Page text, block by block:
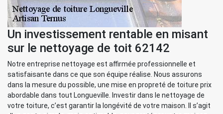
Un investissement rentable en misant
sur le nettoyage de toit 62142
Notre entreprise nettoyage est affirmée professionnelle et
satisfaisante dans ce que son équipe réalise. Nous assurons
dans la mesure du possible, une mise en propreté de toiture prix
abordable dans tout Longueville. Investir dans le nettoyage de
votre toiture, c’est garantir la longévité de votre maison. Il s’agit